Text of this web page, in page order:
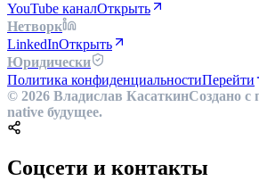
YouTube каналОткрыть
Нетворк
LinkedInОткрыть
Юридически
Политика конфиденциальностиПерейти
© 2026 Владислав КасаткинСоздано с
native будущее.
Соцсети и контакты